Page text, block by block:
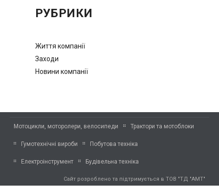
РУБРИКИ
Життя компанії
Заходи
Новини компанії
Мотоцикли, моторолери, велосипеди Трактори та мотоблоки
Гумотехнічні вироби Побутова техніка
Електроінструмент Будівельна техніка
Сайт розроблено та підтримується в ТОВ "ТД "АМТ"